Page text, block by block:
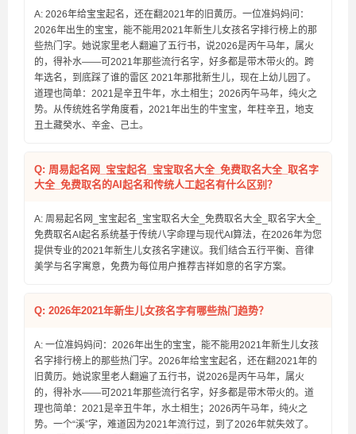
A: 2026年给宝宝起名，还在翻2021年的旧黄历。一位准妈妈问：
2026年出生的宝宝，能不能用2021年新生儿女孩名字排行榜上的那
些热门字。她说家里老人翻遍了五行书，说2026是丙午马年，属火
的，得补水——可2021年那些流行名字，好多都是带木带火的。跨
年选名，到底踩了谁的雷区 2021年那批新生儿，现在上幼儿园了。
道理也简单：2021是辛丑牛年，水土相生；2026丙午马年，纯火之
势。从传统姓名学角度看，2021年出生的牛宝宝，年柱辛丑，地支
丑土藏癸水、辛金、己土。
Q: 周易起名网_宝宝起名_宝宝取名大全_免费取名大全_取名字
大全_免费取名的AI起名和传统人工起名有什么区别？
A: 周易起名网_宝宝起名_宝宝取名大全_免费取名大全_取名字大全_
免费取名AI起名系统基于传统八字命理与现代AI算法，在2026年为您
提供专业的2021年新生儿女孩名字建议。我们结合五行平衡、音律
美学与名字寓意，免费为每位用户推荐吉祥如意的名字方案。
Q: 2026年2021年新生儿女孩名字有哪些热门趋势？
A: 一位准妈妈问：2026年出生的宝宝，能不能用2021年新生儿女孩
名字排行榜上的那些热门字。2026年给宝宝起名，还在翻2021年的
旧黄历。她说家里老人翻遍了五行书，说2026是丙午马年，属火
的，得补水——可2021年那些流行名字，好多都是带木带火的。道
理也简单：2021是辛丑牛年，水土相生；2026丙午马年，纯火之
势。一个“溪”字，难道因为2021年流行过，到了2026年就失效了。